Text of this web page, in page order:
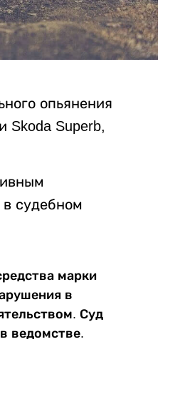
опьянения
Skoda Superb,
судебном
марки
в
Суд
ведомстве.